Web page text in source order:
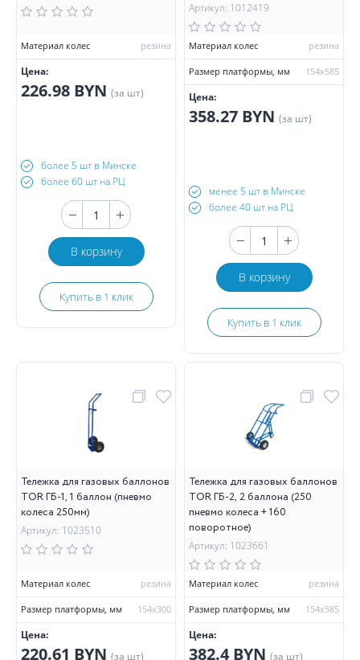
Материал колес резина
Цена:
226.98 BYN (за шт)
более 5 шт в Минске
более 60 шт на РЦ
В корзину
Купить в 1 клик
Артикул: 1012419
Материал колес резина
Размер платформы, мм 154х585
Цена:
358.27 BYN (за шт)
менее 5 шт в Минске
более 40 шт на РЦ
В корзину
Купить в 1 клик
Тележка для газовых баллонов
TOR ГБ-1, 1 баллон (пневмо
колеса 250мм)
Артикул: 1023510
Материал колес резина
Размер платформы, мм 154х300
Цена:
220.61 BYN (за шт)
Тележка для газовых баллонов
TOR ГБ-2, 2 баллона (250
пневмо колеса + 160
поворотное)
Артикул: 1023661
Материал колес резина
Размер платформы, мм 154х585
Цена:
382.4 BYN (за шт)